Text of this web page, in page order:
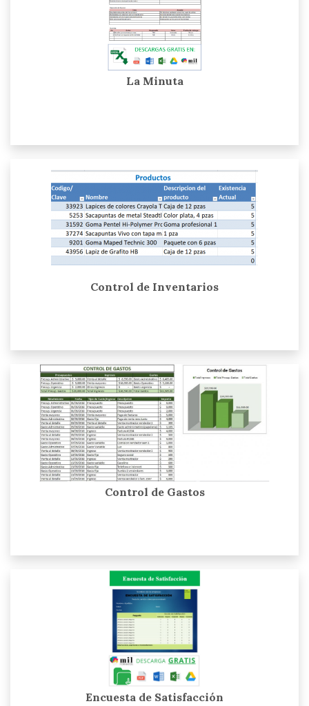
La Minuta
Control de Inventarios
Control de Gastos
Encuesta de Satisfacción